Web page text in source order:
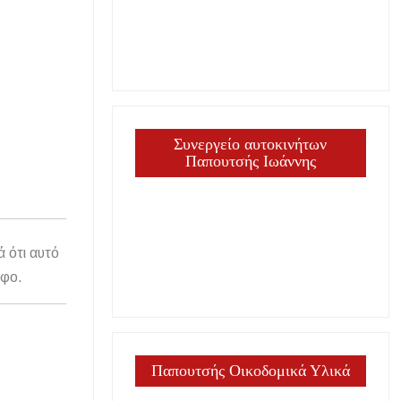
αυτό
Συνεργείο αυτοκινήτων
Παπουτσής Ιωάννης
Παπουτσής Οικοδομικά Υλικά